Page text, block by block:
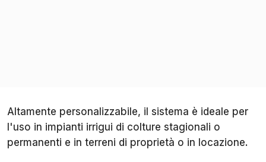
Altamente personalizzabile, il sistema è ideale per
l'uso in impianti irrigui di colture stagionali o
permanenti e in terreni di proprietà o in locazione.